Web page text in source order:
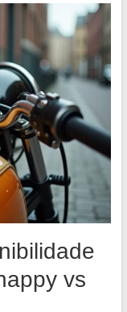
vs